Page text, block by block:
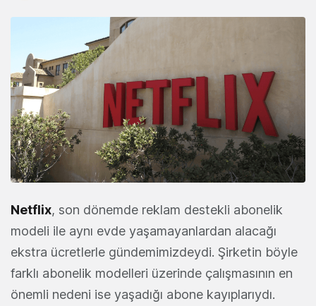
Netflix, son dönemde reklam destekli abonelik
modeli ile aynı evde yaşamayanlardan alacağı
ekstra ücretlerle gündemimizdeydi. Şirketin böyle
farklı abonelik modelleri üzerinde çalışmasının en
önemli nedeni ise yaşadığı abone kayıplarıydı.